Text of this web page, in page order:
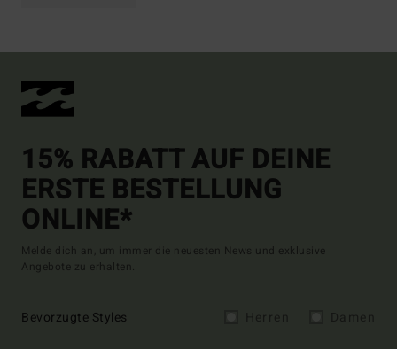
15% RABATT AUF DEINE
ERSTE BESTELLUNG
ONLINE*
Melde dich an, um immer die neuesten News und exklusive
Angebote zu erhalten.
Bevorzugte Styles